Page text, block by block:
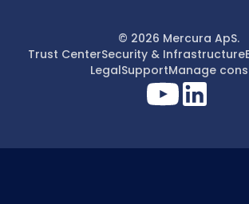
© 2026 Mercura ApS.
Trust CenterSecurity & Infrastructure
LegalSupportManage